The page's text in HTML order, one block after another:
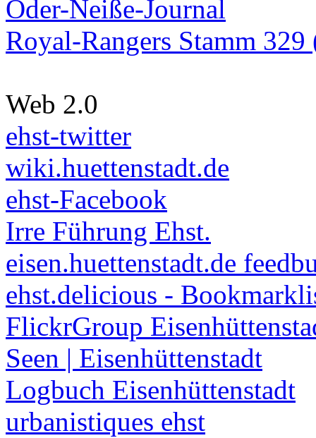
Oder-Neiße-Journal
Royal-Rangers Stamm
Web 2.0
ehst-twitter
wiki.huettenstadt.de
ehst-Facebook
Irre Führung Ehst.
eisen.huettenstadt.de
ehst.delicious -
FlickrGroup
Seen | Eisenhüttenstadt
Logbuch Eisenhüttenstadt
urbanistiques ehst